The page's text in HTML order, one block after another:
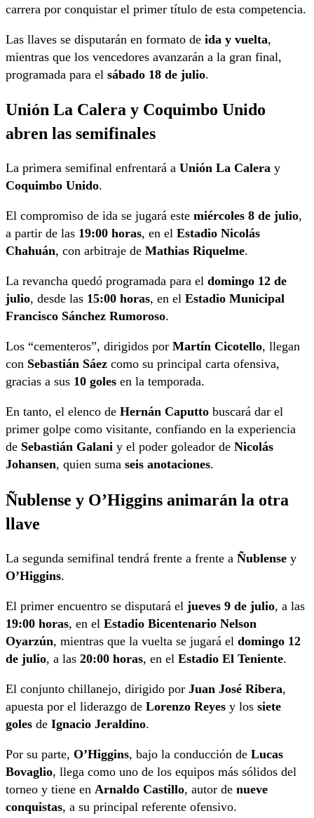
carrera por conquistar el primer título de esta competencia.
Las llaves se disputarán en formato de ida y vuelta,
mientras que los vencedores avanzarán a la gran final,
programada para el sábado 18 de julio.
Unión La Calera y Coquimbo Unido
abren las semifinales
La primera semifinal enfrentará a Unión La Calera y
Coquimbo Unido.
El compromiso de ida se jugará este miércoles 8 de julio,
a partir de las 19:00 horas, en el Estadio Nicolás
Chahuán, con arbitraje de Mathias Riquelme.
La revancha quedó programada para el domingo 12 de
julio, desde las 15:00 horas, en el Estadio Municipal
Francisco Sánchez Rumoroso.
Los “cementeros”, dirigidos por Martín Cicotello, llegan
con Sebastián Sáez como su principal carta ofensiva,
gracias a sus 10 goles en la temporada.
En tanto, el elenco de Hernán Caputto buscará dar el
primer golpe como visitante, confiando en la experiencia
de Sebastián Galani y el poder goleador de Nicolás
Johansen, quien suma seis anotaciones.
Ñublense y O’Higgins animarán la otra
llave
La segunda semifinal tendrá frente a frente a Ñublense y
O’Higgins.
El primer encuentro se disputará el jueves 9 de julio, a las
19:00 horas, en el Estadio Bicentenario Nelson
Oyarzún, mientras que la vuelta se jugará el domingo 12
de julio, a las 20:00 horas, en el Estadio El Teniente.
El conjunto chillanejo, dirigido por Juan José Ribera,
apuesta por el liderazgo de Lorenzo Reyes y los siete
goles de Ignacio Jeraldino.
Por su parte, O’Higgins, bajo la conducción de Lucas
Bovaglio, llega como uno de los equipos más sólidos del
torneo y tiene en Arnaldo Castillo, autor de nueve
conquistas, a su principal referente ofensivo.